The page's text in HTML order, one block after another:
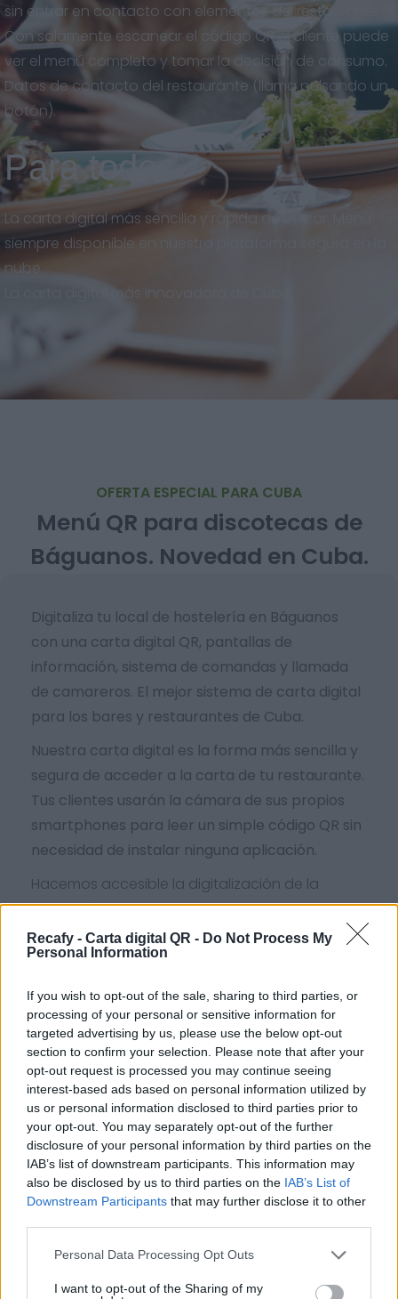
Recafy - Carta digital QR - Do Not Process My
Personal Information
If you wish to opt-out of the sale, sharing to third parties, or
processing of your personal or sensitive information for
targeted advertising by us, please use the below opt-out
section to confirm your selection. Please note that after your
opt-out request is processed you may continue seeing
interest-based ads based on personal information utilized by
us or personal information disclosed to third parties prior to
your opt-out. You may separately opt-out of the further
disclosure of your personal information by third parties on the
IAB’s list of downstream participants. This information may
also be disclosed by us to third parties on the IAB’s List of
Downstream Participants that may further disclose it to other
Please note that this website/app uses one or more Google
not limited to your visit or usage behaviour. You may click to
Personal Data Processing Opt Outs
I want to opt-out of the Sharing of my
sin entrar en contacto con elementos del restaurante.
Con solamente escanear el código QR el cliente puede
ver el menú completo y tomar la decisión de consumo.
Datos de contacto del restaurante (llama pulsando un
botón).
Para todos
La carta digital más sencilla y rápida de utilizar. Menú
siempre disponible en nuestra plataforma segura en la
nube.
La carta digital más innovadora de Cuba.
OFERTA ESPECIAL PARA CUBA
Menú QR para discotecas de
Báguanos. Novedad en Cuba.
Digitaliza tu local de hostelería en Báguanos
con una carta digital QR, pantallas de
información, sistema de comandas y llamada
de camareros. El mejor sistema de carta digital
para los bares y restaurantes de Cuba.
Nuestra carta digital es la forma más sencilla y
segura de acceder a la carta de tu restaurante.
Tus clientes usarán la cámara de sus propios
smartphones para leer un simple código QR sin
necesidad de instalar ninguna aplicación.
Hacemos accesible la digitalización de la
hostelería sin importar el tamaño del negocio. Si
necesitas ayuda o no tienes tiempo, podemos
digitalizar la carta por ti.
Por eso hemos diseñado un sistema capaz de
ayudar a tu negocio a adaptarse a las
circunstancias actuales que nuestro país está
viviendo. Contamos con una carta de servicios
que pueden ayudarte a aminorar las cargas de
trabajo en tu negocio o empresa para que
puedas ofrecer a tus clientes la seguridad y el
apoyo que merecen. Llega la transformación
digital para quedarse. Menú digital QR para el
Pásate a la carta digital QR. Nuestra sistema es